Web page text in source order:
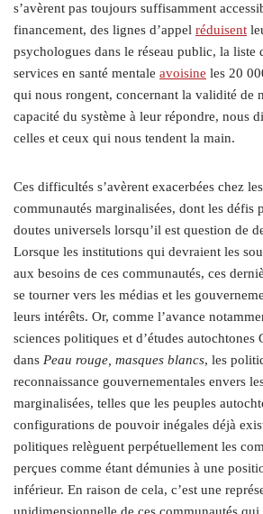
s’avèrent pas toujours suffisamment
financement, des lignes d’appel réduisent
psychologues dans le réseau public, la liste
services en santé mentale avoisine les 20
qui nous rongent, concernant la validité de
capacité du système à leur répondre, nous
celles et ceux qui nous tendent la main.
Ces difficultés s’avèrent exacerbées chez
communautés marginalisées, dont les défis
doutes universels lorsqu’il est question de
Lorsque les institutions qui devraient les
aux besoins de ces communautés, ces
se tourner vers les médias et les
leurs intérêts. Or, comme l’avance
sciences politiques et d’études autochtones
dans Peau rouge, masques blancs, les
reconnaissance gouvernementales envers
marginalisées, telles que les peuples
configurations de pouvoir inégales déjà
politiques relèguent perpétuellement les
perçues comme étant démunies à une
inférieur. En raison de cela, c’est une